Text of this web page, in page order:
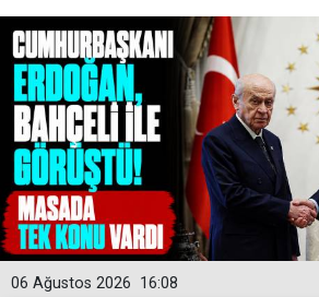
16:08
06 Ağustos 2026